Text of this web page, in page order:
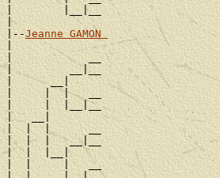
|        |__|__
|
|--Jeanne GAMON
|            __
|         __|__
|      __|
|     |  |   __
|     |  |__|__
|   __|
|  |  |      __
|  |  |   __|__
|  |  |__|
|  |     |   __